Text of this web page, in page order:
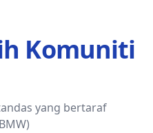
Komuniti
yang bertaraf